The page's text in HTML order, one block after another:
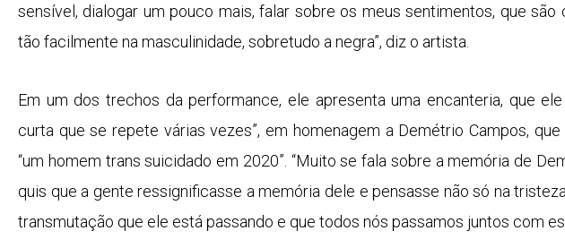
sensível, dialogar um pouco mais, falar sobre os meus sentimentos, que
tão facilmente na masculinidade, sobretudo a negra”, diz o artista.
Em um dos trechos da performance, ele apresenta uma encanteria, que
curta que se repete várias vezes”, em homenagem a Demétrio Campos,
“um homem trans suicidado em 2020”. “Muito se fala sobre a memória de
quis que a gente ressignificasse a memória dele e pensasse não só na
transmutação que ele está passando e que todos nós passamos juntos com